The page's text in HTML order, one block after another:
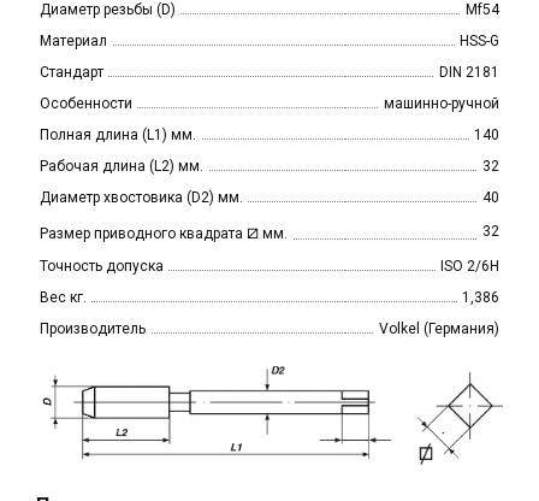
Диаметр резьбы (D)
Mf54
Материал
HSS-G
Стандарт
DIN 2181
Особенности
машинно-ручной
Полная длина (L1) мм.
140
Рабочая длина (L2) мм.
32
Диаметр хвостовика (D2) мм.
40
Размер приводного квадрата ⧄ мм. 32
Точность допуска
ISO 2/6H
Вес кг.
1,386
Производитель
Volkel (Германия)